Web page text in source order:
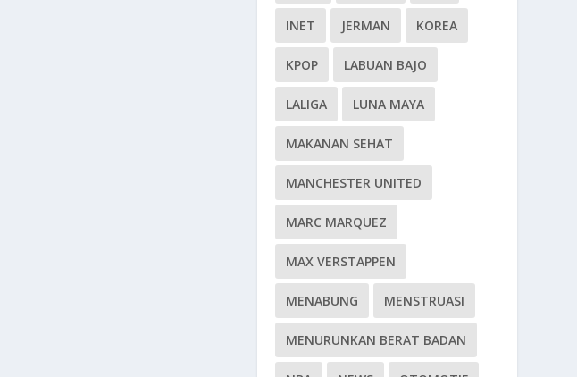
INET JERMAN KOREA
KPOP LABUAN BAJO
LALIGA LUNA MAYA
MAKANAN SEHAT
MANCHESTER UNITED
MARC MARQUEZ
MAX VERSTAPPEN
MENABUNG MENSTRUASI
MENURUNKAN BERAT BADAN